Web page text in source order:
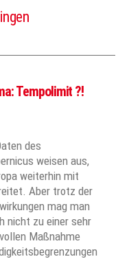
Tempolimit ?!
des
weisen aus,
weiterhin mit
Aber trotz der
mag man
nicht zu einer sehr
Maßnahme